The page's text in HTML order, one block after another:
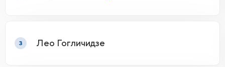
3 Лео Гогличидзе